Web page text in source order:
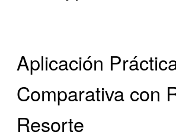
Aplicación
Comparativa con
Resorte